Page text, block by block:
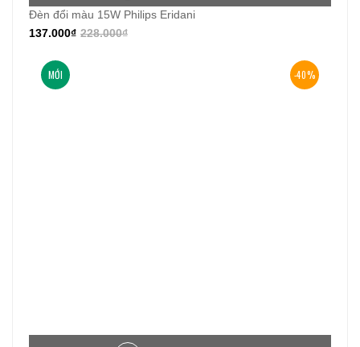
Đèn đổi màu 15W Philips Eridani
228.000₫
137.000₫
-40%
MỚI